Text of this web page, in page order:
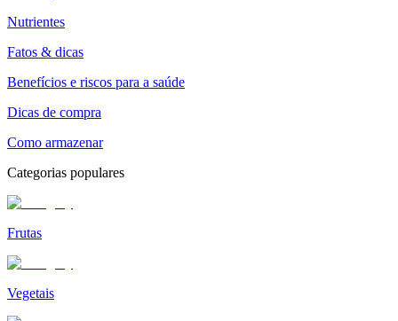
Nutrientes
Fatos & dicas
Benefícios e riscos para a saúde
Dicas de compra
Como armazenar
Categorias populares
Frutas
Vegetais